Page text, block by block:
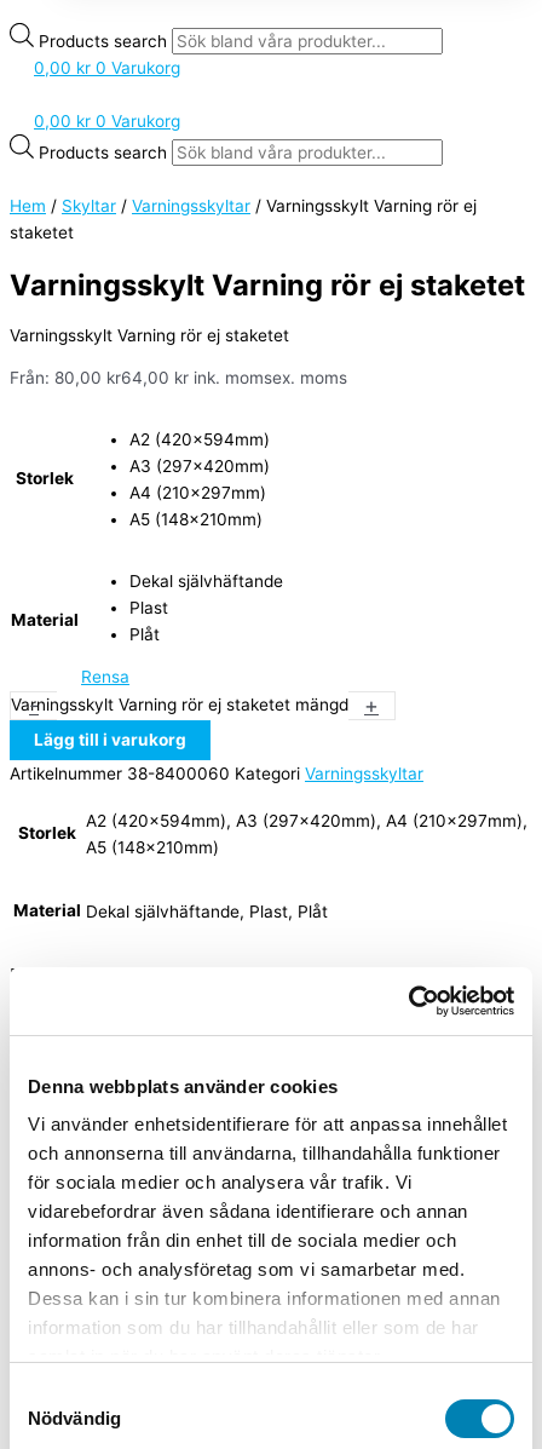
Denna webbplats använder cookies
Vi använder enhetsidentifierare för att anpassa innehållet
och annonserna till användarna, tillhandahålla funktioner
för sociala medier och analysera vår trafik. Vi
vidarebefordrar även sådana identifierare och annan
information från din enhet till de sociala medier och
annons- och analysföretag som vi samarbetar med.
Dessa kan i sin tur kombinera informationen med annan
information som du har tillhandahållit eller som de har
Nödvändig
Products search
0,00 kr 0 Varukorg
0,00 kr 0 Varukorg
Products search
Hem / Skyltar / Varningsskyltar / Varningsskylt Varning rör ej
staketet
Varningsskylt Varning rör ej staketet
Varningsskylt Varning rör ej staketet
Från: 80,00 kr64,00 kr ink. momsex. moms
Storlek
A2 (420x594mm)
A3 (297x420mm)
A4 (210x297mm)
A5 (148x210mm)
Material
Dekal självhäftande
Plast
Plåt
Rensa
-
Varningsskylt Varning rör ej staketet mängd +
Lägg till i varukorg
Artikelnummer 38-8400060 Kategori Varningsskyltar
Storlek
A2 (420x594mm), A3 (297x420mm), A4 (210x297mm),
A5 (148x210mm)
Material Dekal självhäftande, Plast, Plåt
Relaterade produkter
Varningsskylt Hälsofarlig
Från:80,00kr 64,00kr ink. momsex. moms
Välj
alternativ
Den här produkten har flera varianter. De
olika alternativen kan väljas på produktsidan
Arbetsmiljöskyltar
Varningsskylt Brandfarliga varor